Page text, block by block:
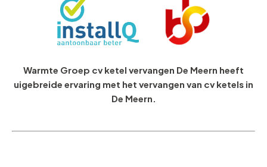
Warmte Groep cv ketel vervangen De Meern heeft
uigebreide ervaring met het vervangen van cv ketels in
De Meern.